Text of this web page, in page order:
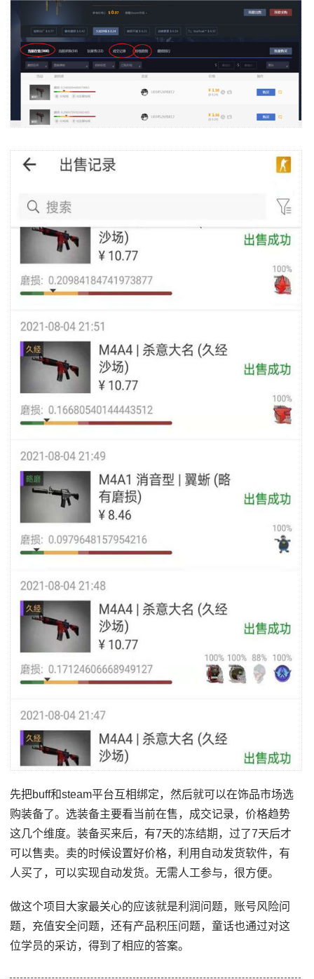
先把buff和steam平台互相绑定，然后就可以在饰品市场选
购装备了。选装备主要看当前在售，成交记录，价格趋势
这几个维度。装备买来后，有7天的冻结期，过了7天后才
可以售卖。卖的时候设置好价格，利用自动发货软件，有
人买了，可以实现自动发货。无需人工参与，很方便。
做这个项目大家最关心的应该就是利润问题，账号风险问
题，充值安全问题，还有产品积压问题，童话也通过对这
位学员的采访，得到了相应的答案。